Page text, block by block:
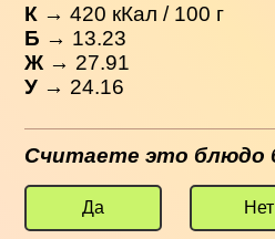
К →420 кКал / 100 г
Б → 13.23
Ж → 27.91
У → 24.16
Считаете это
Да Нет